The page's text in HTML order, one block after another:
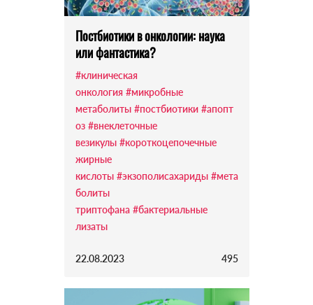
Постбиотики в онкологии: наука
или фантастика?
#клиническая
онкология #микробные
метаболиты #постбиотики #апопт
оз #внеклеточные
везикулы #короткоцепочечные
жирные
кислоты #экзополисахариды #мета
болиты
триптофана #бактериальные
лизаты
22.08.2023 495